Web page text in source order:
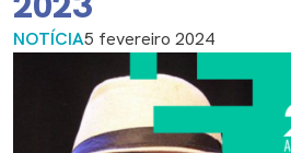
NOTÍCIA5 fevereiro 2024